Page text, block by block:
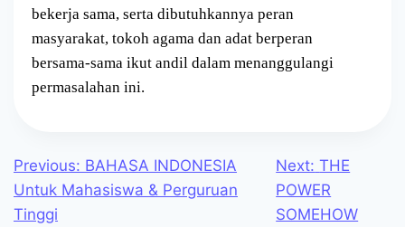
bekerja sama, serta dibutuhkannya peran
masyarakat, tokoh agama dan adat berperan
bersama-sama ikut andil dalam menanggulangi
permasalahan ini.
Post
navigation
Previous: Previous
post:
BAHASA INDONESIA
Untuk Mahasiswa & Perguruan
Tinggi
Next: Next
post:
THE
POWER
SOMEHOW